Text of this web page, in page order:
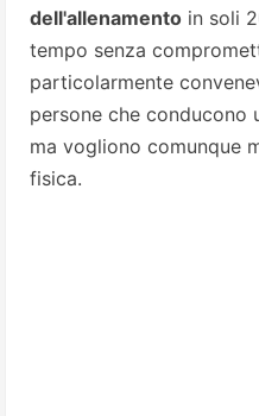
dell'allenamento in soli
tempo senza
particolarmente
persone che conducono
ma vogliono comunque
fisica.